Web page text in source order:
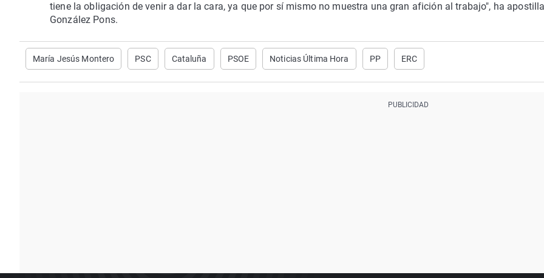
tiene la obligación de venir a dar la cara, ya que por sí mismo no muestra una gran afición al trabajo", ha
González Pons.
María Jesús Montero PSC Cataluña PSOE Noticias Última Hora PP ERC